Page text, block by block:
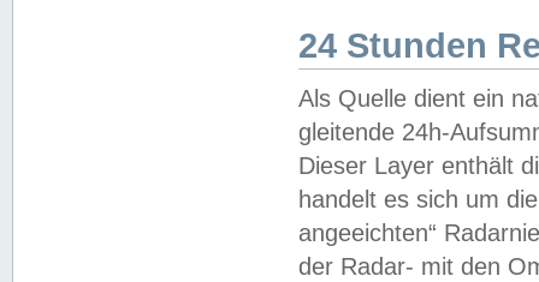
24 Stunden
Als Quelle dient ein
gleitende 24h-
Dieser Layer enthält
handelt es sich um
angeeichten“
der Radar- mit den